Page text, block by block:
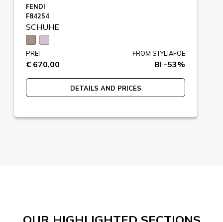
FENDI
F84254
SCHUHE
PREI
€ 670,00
FROM STYLIAFOE
BI -53%
DETAILS AND PRICES